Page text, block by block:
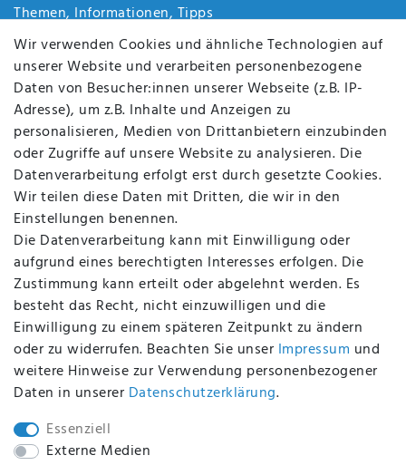
Themen, Informationen, Tipps
Jobs
Über uns
Kontakt
Datenschutz
AGB
FAQ
Batterieentsorgung
Altölverordnung
Impressum
BEQUEM UND SICHER BEZAHLEN MIT
BEI UNS SIND SIE SICHER!
Wir verwenden Cookies und ähnliche Technologien auf
unserer Website und verarbeiten personenbezogene
Daten von Besucher:innen unserer Webseite (z.B. IP-
Adresse), um z.B. Inhalte und Anzeigen zu
personalisieren, Medien von Drittanbietern einzubinden
oder Zugriffe auf unsere Website zu analysieren. Die
Datenverarbeitung erfolgt erst durch gesetzte Cookies.
Wir teilen diese Daten mit Dritten, die wir in den
Einstellungen benennen.
Die Datenverarbeitung kann mit Einwilligung oder
aufgrund eines berechtigten Interesses erfolgen. Die
Zustimmung kann erteilt oder abgelehnt werden. Es
besteht das Recht, nicht einzuwilligen und die
Einwilligung zu einem späteren Zeitpunkt zu ändern
oder zu widerrufen. Beachten Sie unser Impressum und
weitere Hinweise zur Verwendung personenbezogener
Daten in unserer Daten­schutz­erklärung.
Essenziell
Externe Medien